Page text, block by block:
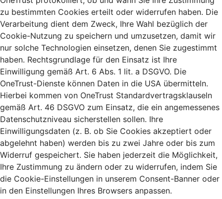
zu bestimmten Cookies erteilt oder widerrufen haben. Die
Verarbeitung dient dem Zweck, Ihre Wahl bezüglich der
Cookie-Nutzung zu speichern und umzusetzen, damit wir
nur solche Technologien einsetzen, denen Sie zugestimmt
haben. Rechtsgrundlage für den Einsatz ist Ihre
Einwilligung gemäß Art. 6 Abs. 1 lit. a DSGVO. Die
OneTrust-Dienste können Daten in die USA übermitteln.
Hierbei kommen von OneTrust Standardvertragsklauseln
gemäß Art. 46 DSGVO zum Einsatz, die ein angemessenes
Datenschutzniveau sicherstellen sollen. Ihre
Einwilligungsdaten (z. B. ob Sie Cookies akzeptiert oder
abgelehnt haben) werden bis zu zwei Jahre oder bis zum
Widerruf gespeichert. Sie haben jederzeit die Möglichkeit,
Ihre Zustimmung zu ändern oder zu widerrufen, indem Sie
die Cookie-Einstellungen in unserem Consent-Banner oder
in den Einstellungen Ihres Browsers anpassen.